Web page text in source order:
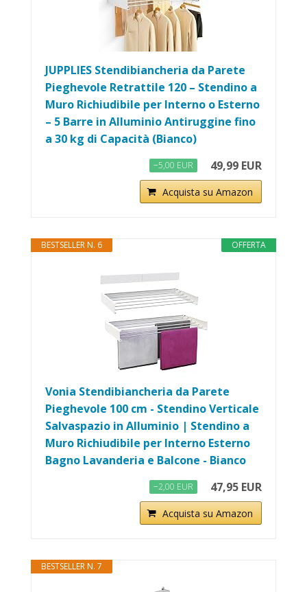
JUPPLIES Stendibiancheria da Parete
Pieghevole Retrattile 120 – Stendino a
Muro Richiudibile per Interno o Esterno
– 5 Barre in Alluminio Antiruggine fino
a 30 kg di Capacità (Bianco)
−5,00 EUR 49,99 EUR
Acquista su Amazon
OFFERTA
BESTSELLER N. 6
Vonia Stendibiancheria da Parete
Pieghevole 100 cm - Stendino Verticale
Salvaspazio in Alluminio | Stendino a
Muro Richiudibile per Interno Esterno
Bagno Lavanderia e Balcone - Bianco
−2,00 EUR 47,95 EUR
Acquista su Amazon
BESTSELLER N. 7